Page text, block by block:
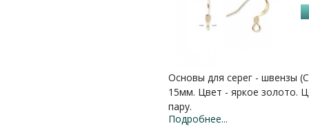
Основы для серег - швензы
15мм. Цвет - яркое золото.
пару.
Подробнее...